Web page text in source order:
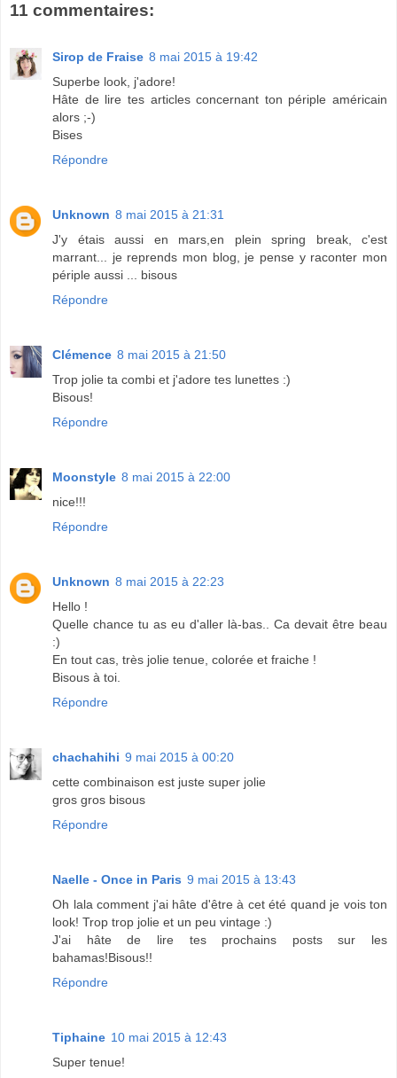
11 commentaires:
Sirop de Fraise 8 mai 2015 à 19:42
Superbe look, j'adore!
Hâte de lire tes articles concernant ton périple américain
alors ;-)
Bises
Répondre
Unknown 8 mai 2015 à 21:31
J'y étais aussi en mars,en plein spring break, c'est
marrant... je reprends mon blog, je pense y raconter mon
périple aussi ... bisous
Répondre
Clémence 8 mai 2015 à 21:50
Trop jolie ta combi et j'adore tes lunettes :)
Bisous!
Répondre
Moonstyle 8 mai 2015 à 22:00
nice!!!
Répondre
Unknown 8 mai 2015 à 22:23
Hello !
Quelle chance tu as eu d'aller là-bas.. Ca devait être beau
:)
En tout cas, très jolie tenue, colorée et fraiche !
Bisous à toi.
Répondre
chachahihi 9 mai 2015 à 00:20
cette combinaison est juste super jolie
gros gros bisous
Répondre
Naelle - Once in Paris 9 mai 2015 à 13:43
Oh lala comment j'ai hâte d'être à cet été quand je vois ton
look! Trop trop jolie et un peu vintage :)
J'ai hâte de lire tes prochains posts sur les
bahamas!Bisous!!
Répondre
Tiphaine 10 mai 2015 à 12:43
Super tenue!